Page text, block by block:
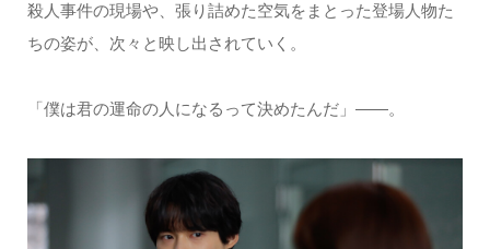
殺人事件の現場や、張り詰めた空気をまとった登場人物た
ちの姿が、次々と映し出されていく。
「僕は君の運命の人になるって決めたんだ」――。